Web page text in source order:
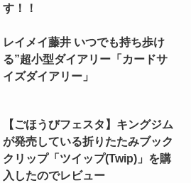
す！！
レイメイ藤井 いつでも持ち歩け
る”超小型ダイアリー「カードサ
イズダイアリー」
【ごほうびフェスタ】キングジム
が発売している折りたたみブック
クリップ「ツイップ(Twip)」を購
入したのでレビュー